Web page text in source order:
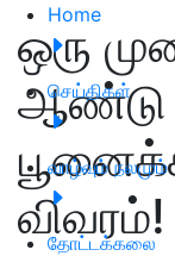
Home
செய்திகள்
வாழ்வும் நலமும்
தோட்டக்கலை
ஒரு
ஆண்டு
விவரம்!